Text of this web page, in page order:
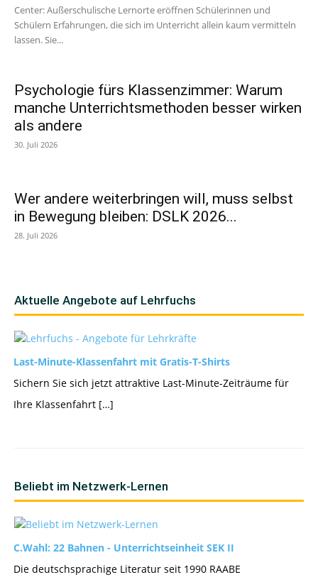
Center: Außerschulische Lernorte eröffnen Schülerinnen und
Schülern Erfahrungen, die sich im Unterricht allein kaum vermitteln
lassen. Sie...
Psychologie fürs Klassenzimmer: Warum
manche Unterrichtsmethoden besser wirken
als andere
30. Juli 2026
Wer andere weiterbringen will, muss selbst
in Bewegung bleiben: DSLK 2026...
28. Juli 2026
Aktuelle Angebote auf Lehrfuchs
Last-Minute-Klassenfahrt mit Gratis-T-Shirts
Sichern Sie sich jetzt attraktive Last-Minute-Zeiträume für
Ihre Klassenfahrt […]
Beliebt im Netzwerk-Lernen
C.Wahl: 22 Bahnen - Unterrichtseinheit SEK II
Die deutschsprachige Literatur seit 1990 RAABE